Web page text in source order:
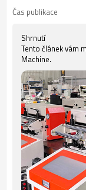
Čas publikace
Shrnutí
Tento článek vám
Machine.